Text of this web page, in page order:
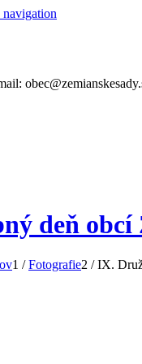
navigation
deň obcí
1 / Fotografie2 / IX.